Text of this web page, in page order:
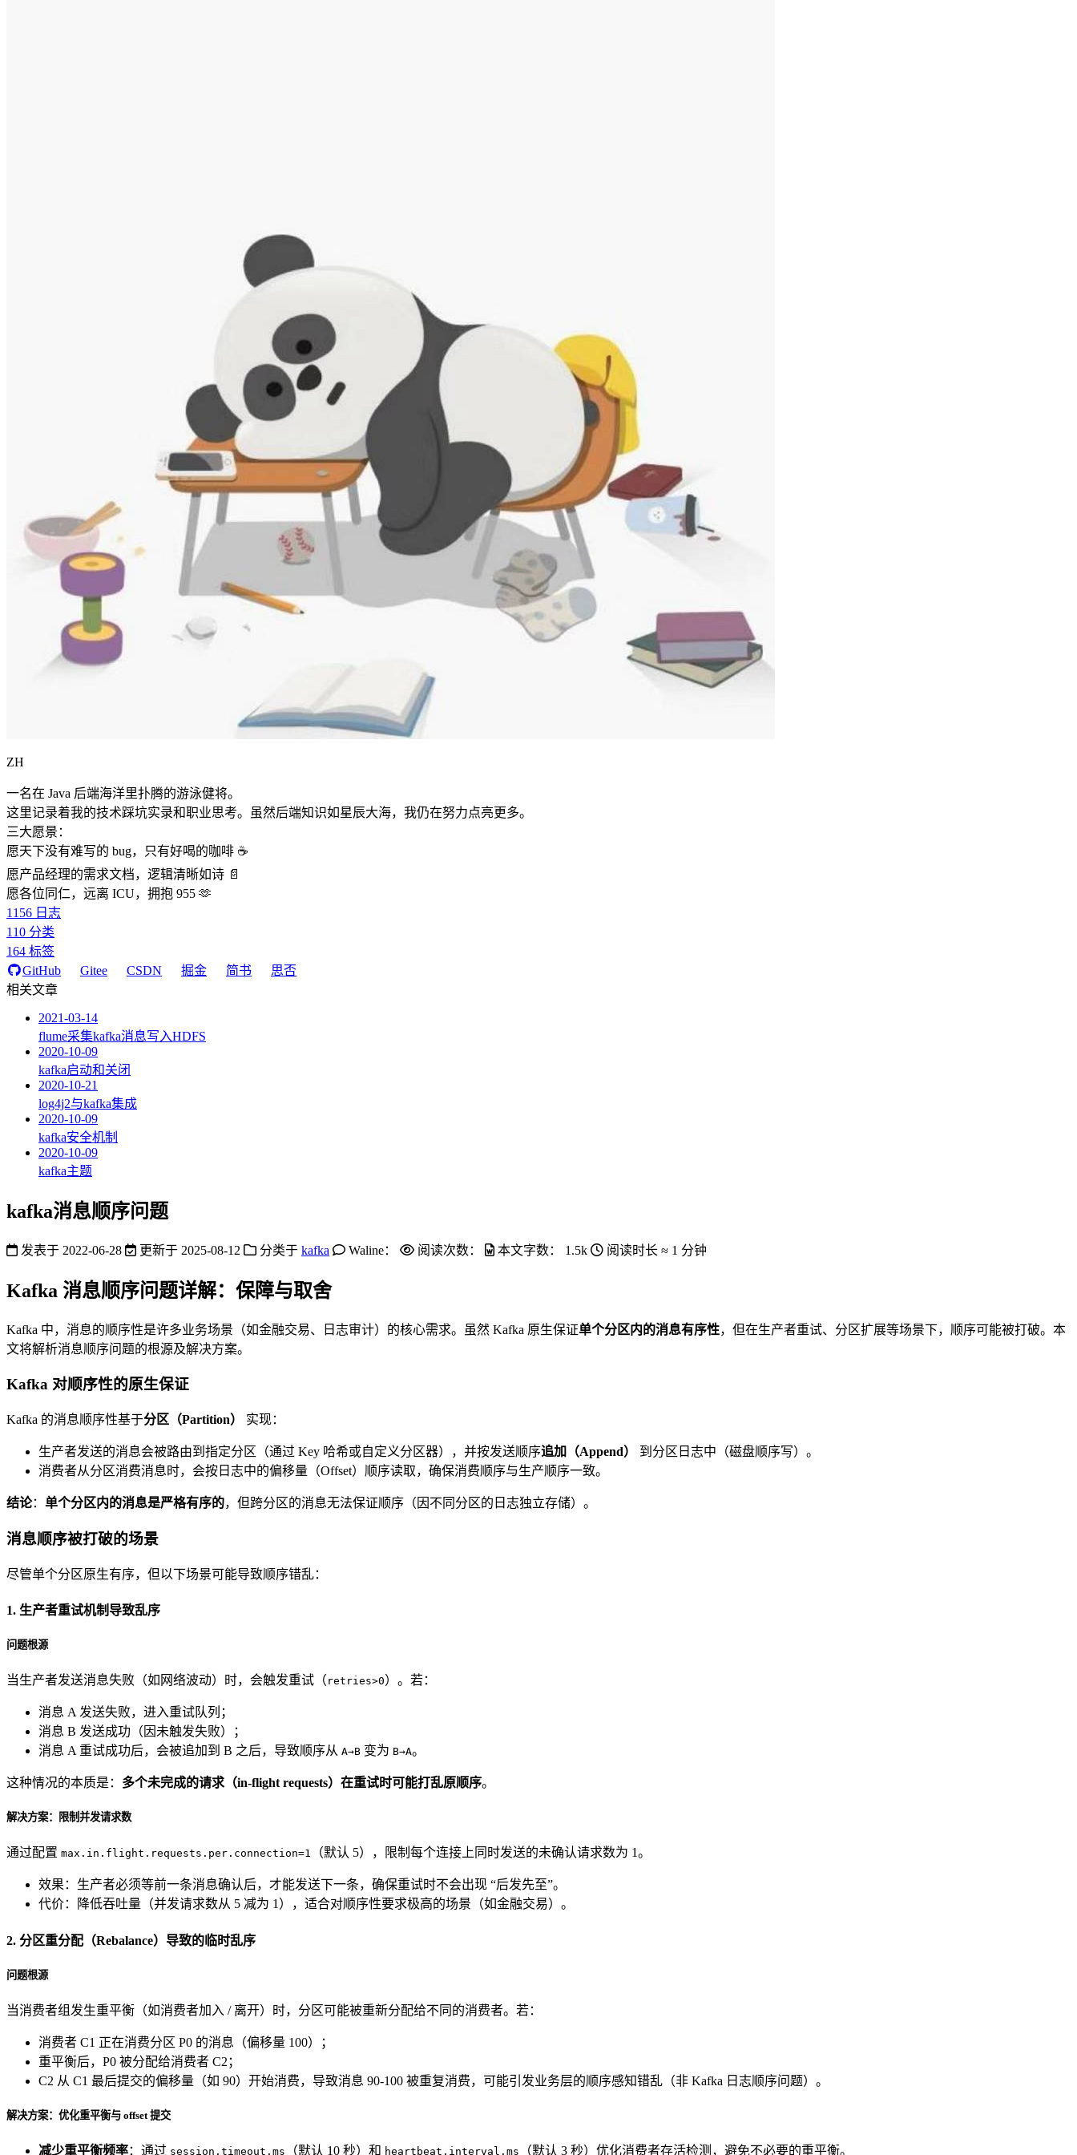
ZH
一名在 Java 后端海洋里扑腾的游泳健将。
这里记录着我的技术踩坑实录和职业思考。虽然后端知识如星辰大海，我仍在努力点亮更多。
三大愿景：
愿天下没有难写的 bug，只有好喝的咖啡 ☕️
愿产品经理的需求文档，逻辑清晰如诗 📄
愿各位同仁，远离 ICU，拥抱 955 🫶
1156 日志
110 分类
164 标签
GitHub
Gitee CSDN 掘金 简书
思否
相关文章
2021-03-14
flume采集kafka消息写入HDFS
2020-10-09
kafka启动和关闭
2020-10-21
log4j2与kafka集成
2020-10-09
kafka安全机制
2020-10-09
kafka主题
kafka消息顺序问题
发表于 2022-06-28 更新于 2025-08-12 分类于 kafka Waline： 阅读次数： 本文字数： 1.5k 阅读时长 ≈ 1 分钟
Kafka 消息顺序问题详解：保障与取舍
Kafka 中，消息的顺序性是许多业务场景（如金融交易、日志审计）的核心需求。虽然 Kafka 原生保证单个分区内的消息有序性，但在生产者重试、分区扩展等场景下，顺序可能被打破。本
文将解析消息顺序问题的根源及解决方案。
Kafka 对顺序性的原生保证
Kafka 的消息顺序性基于分区（Partition） 实现：
生产者发送的消息会被路由到指定分区（通过 Key 哈希或自定义分区器），并按发送顺序追加（Append）
到分区日志中（磁盘顺序写）。
消费者从分区消费消息时，会按日志中的偏移量（Offset）顺序读取，确保消费顺序与生产顺序一致。
结论： 单个分区内的消息是严格有序的，但跨分区的消息无法保证顺序（因不同分区的日志独立存储）。
消息顺序被打破的场景
尽管单个分区原生有序，但以下场景可能导致顺序错乱：
1. 生产者重试机制导致乱序
问题根源
当生产者发送消息失败（如网络波动）时，会触发重试（ retries>0）。若：
消息 A 发送失败，进入重试队列；
消息 B 发送成功（因未触发失败）；
消息 A 重试成功后，会被追加到 B 之后，导致顺序从 A→B 变为 B→A。
这种情况的本质是： 多个未完成的请求（in-flight requests）在重试时可能打乱原顺序。
解决方案：限制并发请求数
通过配置 max.in.flight.requests.per.connection=1 （默认 5），限制每个连接上同时发送的未确认请求数为 1。
效果：生产者必须等前一条消息确认后，才能发送下一条，确保重试时不会出现 “后发先至”。
代价：降低吞吐量（并发请求数从 5 减为 1），适合对顺序性要求极高的场景（如金融交易）。
2. 分区重分配（Rebalance）导致的临时乱序
问题根源
当消费者组发生重平衡（如消费者加入 / 离开）时，分区可能被重新分配给不同的消费者。若：
消费者 C1 正在消费分区 P0 的消息（偏移量 100）；
重平衡后，P0 被分配给消费者 C2；
C2 从 C1 最后提交的偏移量（如 90）开始消费，导致消息 90-100 被重复消费，可能引发业务层的顺序感知错乱（非 Kafka 日志顺序问题）。
解决方案：优化重平衡与 offset 提交
减少重平衡频率：通过 session.timeout.ms （默认 10 秒）和 heartbeat.interval.ms （默认 3 秒）优化消费者存活检测，避免不必要的重平衡。